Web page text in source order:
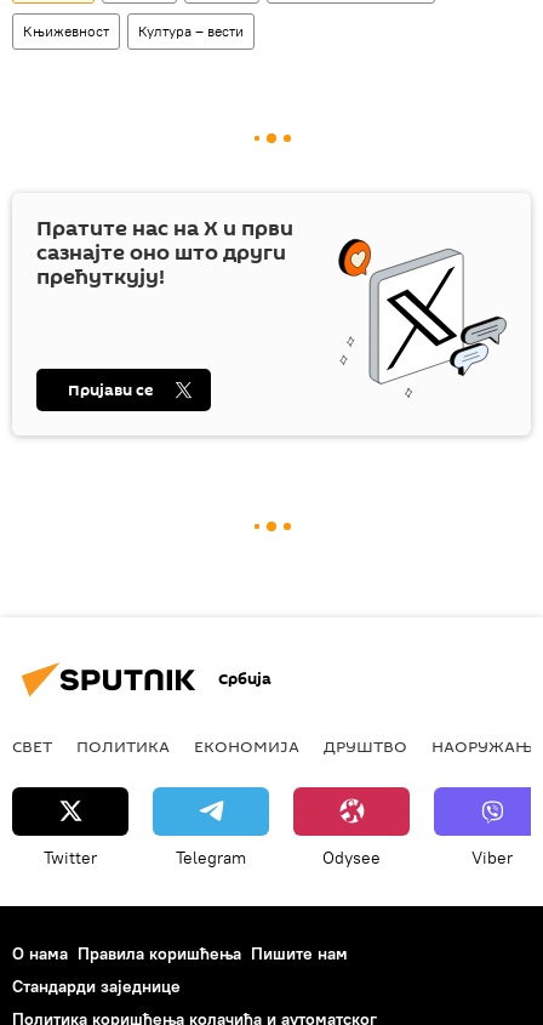
Књижевност Култура – вести
Пратите нас наX и први
сазнајте оно што други
прећуткују!
Пријави се
Србија
СВЕТ ПОЛИТИКА ЕКОНОМИЈА ДРУШТВО НАОРУЖАЊЕ
Twitter Telegram Odysee Viber
О нама Правила коришћења Пишите нам
Стандарди заједнице
Политика коришћења колачића и аутоматског